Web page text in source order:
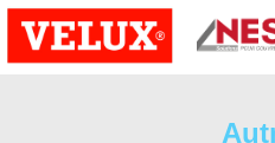
En Veron